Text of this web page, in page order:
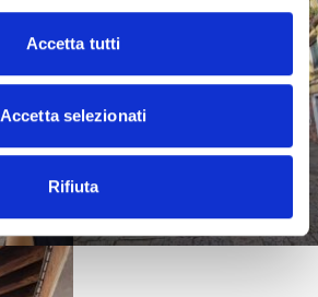
Accetta tutti
Accetta selezionati
Rifiuta